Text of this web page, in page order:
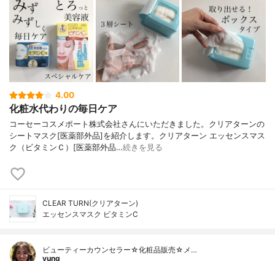
4.00
化粧水代わりの毎日ケア
コーセーコスメポート株式会社さんにいただきました。クリアターンの
シートマスク[医薬部外品]を紹介します。クリアターン エッセンスマス
ク（ビタミンＣ）[医薬部外品…続きを見る
CLEAR TURN(クリアターン)
エッセンスマスク ビタミンC
ビューティーカウンセラー☆化粧品販売☆メ…
yung